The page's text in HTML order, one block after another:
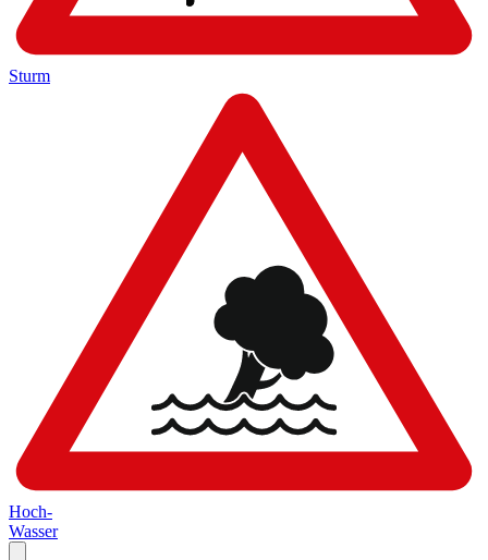
Sturm
Hoch-
Wasser